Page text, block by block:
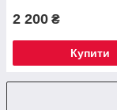
2 200 ₴
Купити